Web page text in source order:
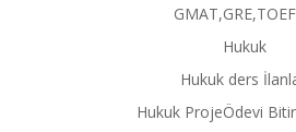
Hukuk
Hukuk ders
Hukuk ProjeÖdevi